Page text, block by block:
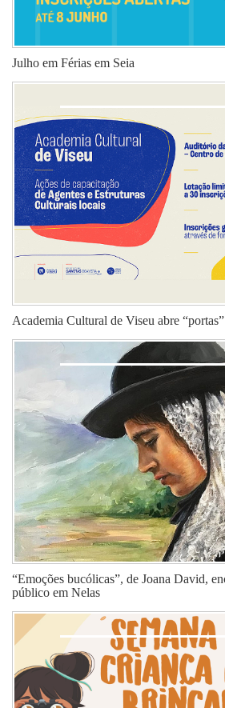
Julho em Férias em Seia
Academia Cultural de Viseu abre “portas”
“Emoções bucólicas”, de Joana David,
público em Nelas